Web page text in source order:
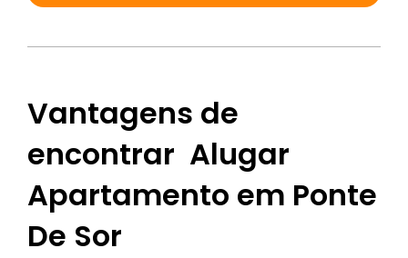
Vantagens de
encontrar Alugar
Apartamento em Ponte
De Sor